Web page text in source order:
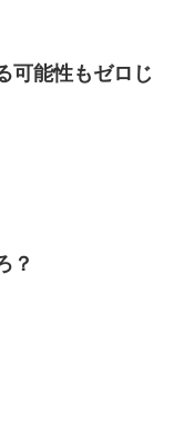
可能性もゼロじ
？